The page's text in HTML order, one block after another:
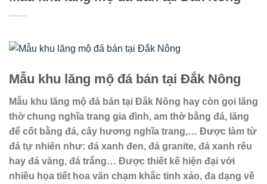
Mẫu khu lăng mộ đá bán tại Đắk Nông
Mẫu khu lăng mộ đá bán tại Đắk Nông hay còn gọi lăng
thờ chung nghĩa trang gia đình, am thờ bằng đá, lăng
để cốt bằng đá, cây hương nghĩa trang,… Được làm từ
đá tự nhiên như: đá xanh đen, đá granite, đá xanh rêu
hay đá vàng, đá trắng… Được thiết kế hiện đại với
nhiều họa tiết hoa văn chạm khắc tinh xảo, đa dạng về